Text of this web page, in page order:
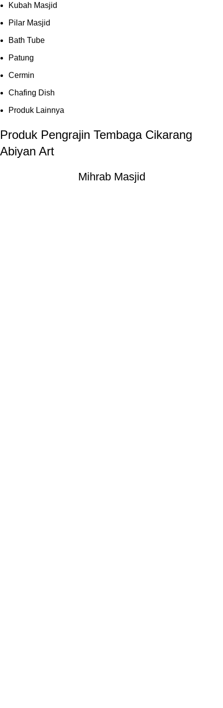
Kubah Masjid
Pilar Masjid
Bath Tube
Patung
Cermin
Chafing Dish
Produk Lainnya
Produk Pengrajin Tembaga Cikarang
Abiyan Art
Mihrab Masjid